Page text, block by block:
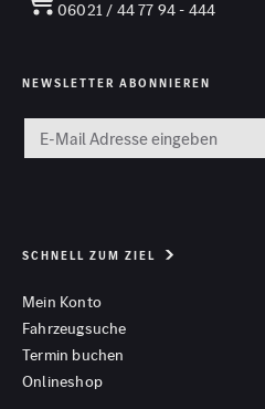
06021 / 44 77 94 - 444
NEWSLETTER ABONNIEREN
SCHNELL ZUM ZIEL
Mein Konto
Fahrzeugsuche
Termin buchen
Onlineshop